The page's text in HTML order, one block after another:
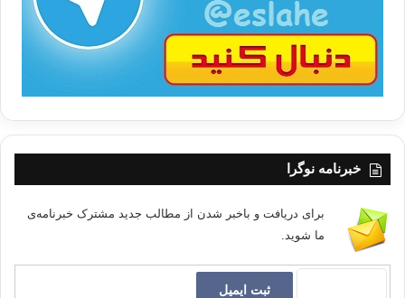
خبرنامه نوگرا
برای دریافت و باخبر شدن از مطالب جدید مشترک خبرنامه‌ی
ما شوید.